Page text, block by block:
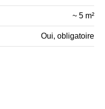
~ 5 m²
Oui, obligatoire